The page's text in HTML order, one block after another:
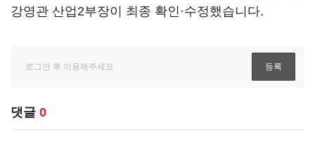
강영관 산업2부장이 최종 확인·수정했습니다.
댓글 0